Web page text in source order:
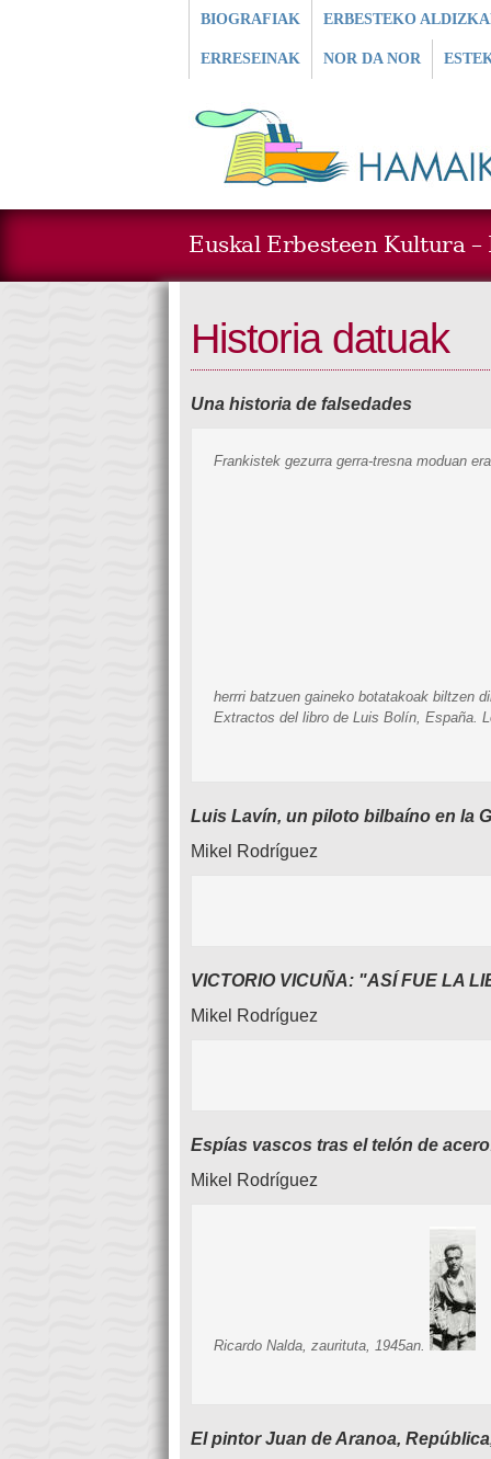
BIOGRAFIAK ERBESTEKO
ERRESEINAK NOR DA NOR
Euskal Erbesteen Kultura –
Historia datuak
Una historia de falsedades
Frankistek gezurra gerra-tresna moduan
herrri batzuen gaineko botatakoak biltzen
Extractos del libro de Luis Bolín, España.
Luis Lavín, un piloto bilbaíno en la
Mikel Rodríguez
VICTORIO VICUÑA: "ASÍ FUE LA
Mikel Rodríguez
Espías vascos tras el telón de
Mikel Rodríguez
Ricardo Nalda, zaurituta, 1945an.
El pintor Juan de Aranoa,